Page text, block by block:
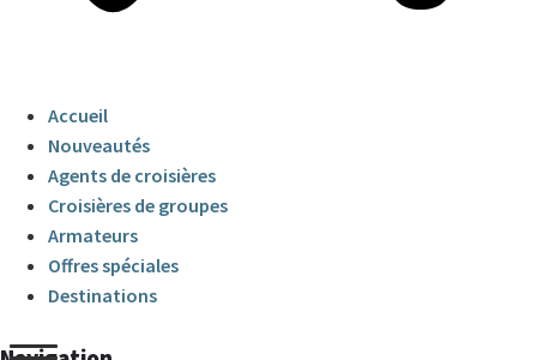
Accueil
Nouveautés
Agents de croisières
Croisières de groupes
Armateurs
Offres spéciales
Destinations